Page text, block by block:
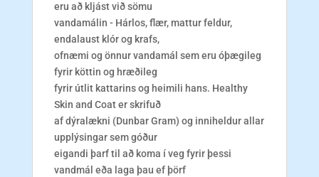
eru að kljást við sömu
vandamálin - Hárlos, flær, mattur feldur,
endalaust klór og krafs,
ofnæmi og önnur vandamál sem eru óþægileg
fyrir köttin og hræðileg
fyrir útlit kattarins og heimili hans. Healthy
Skin and Coat er skrifuð
af dýralækni (Dunbar Gram) og inniheldur allar
upplýsingar sem góður
eigandi þarf til að koma í veg fyrir þessi
vandmál eða laga þau ef þörf